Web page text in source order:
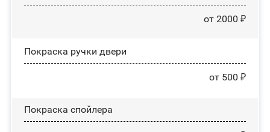
от 2000 ₽
Покраска ручки двери
от 500 ₽
Покраска спойлера